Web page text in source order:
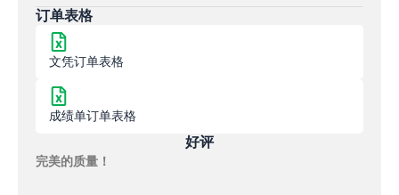
订单表格
文凭订单表格
成绩单订单表格
好评
完美的质量！